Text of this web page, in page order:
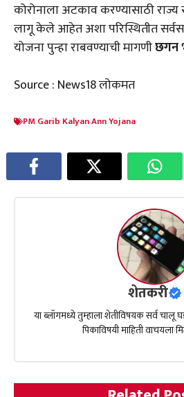
कोरोनाला अटकाव करण्यासाठी
लागू केले आहेत अशा परिस्थितीत
योजना पुन्हा राबवण्याची मागणीछगन
Source : News18 लोकमत
PM Garib Kalyan Ann Yojana
शेतकरी
या ब्लॉगमध्ये तुम्हाला शेतीविषयक सर्व चालू
पिकाविषयी माहिती वाचयला